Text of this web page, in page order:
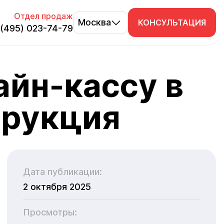
узнайте —
ли система
учёта и
работе в iiko
Отдел продаж
023-74-79
Москва КОНСУЛЬТАЦИЯ
кассу в
Дата публикации:
2 октября 2025
Просмотры: